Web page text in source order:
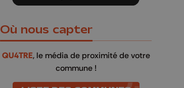
Où nous capter
QU4TRE, le média de proximité de votre
commune !